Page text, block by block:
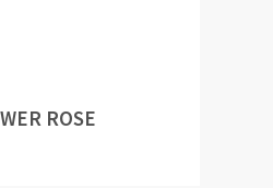
ROSE